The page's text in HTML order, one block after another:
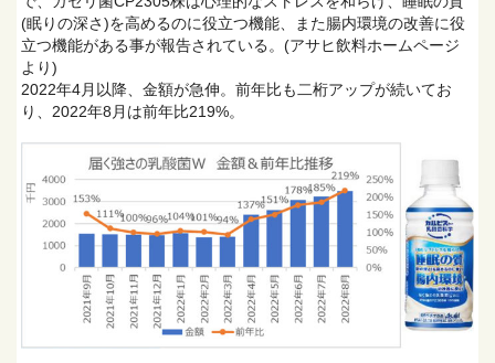
(眠りの深さ)を高めるのに役立つ機能、また腸内環境の改善に役
立つ機能がある事が報告されている。(アサヒ飲料ホームページ
より)
2022年4月以降、金額が急伸。前年比も二桁アップが続いてお
り、2022年8月は前年比219%。